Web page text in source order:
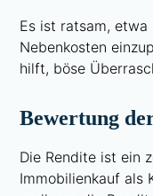
Es ist ratsam, etwa
Nebenkosten
hilft, böse
Bewertung
Die Rendite ist ein
Immobilienkauf als